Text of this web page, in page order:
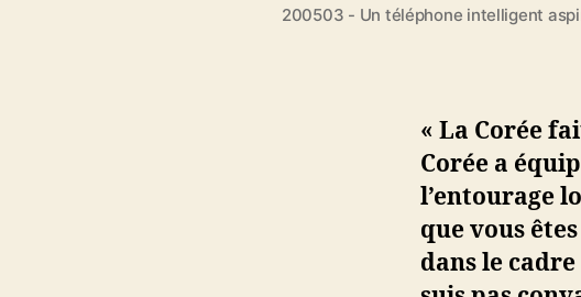
200503 - Un téléphone intelligent
« La Corée
Corée a
l’entourage
que vous
dans le